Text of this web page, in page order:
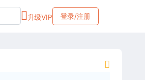
升级VIP 登录/注册